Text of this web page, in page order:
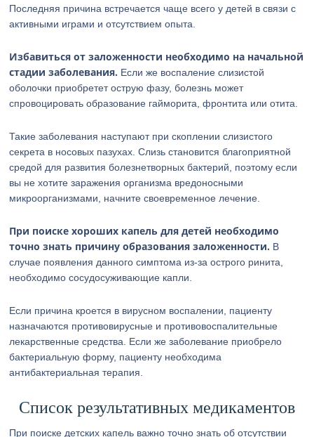
Последняя причина встречается чаще всего у детей в связи с
активными играми и отсутствием опыта.
Избавиться от заложенности необходимо на начальной
стадии заболевания. Если же воспаление слизистой
оболочки приобретет острую фазу, болезнь может
спровоцировать образование гайморита, фронтита или отита.
Такие заболевания наступают при скоплении слизистого
секрета в носовых пазухах. Слизь становится благоприятной
средой для развития болезнетворных бактерий, поэтому если
вы не хотите заражения организма вредоносными
микроорганизмами, начните своевременное лечение.
При поиске хороших капель для детей необходимо
точно знать причину образования заложенности. В
случае появления данного симптома из-за острого ринита,
необходимо сосудосуживающие капли.
Если причина кроется в вирусном воспалении, пациенту
назначаются противовирусные и противовоспалительные
лекарственные средства. Если же заболевание приобрело
бактериальную форму, пациенту необходима
антибактериальная терапия.
Список результативных медикаментов
При поиске детских капель важно точно знать об отсутствии